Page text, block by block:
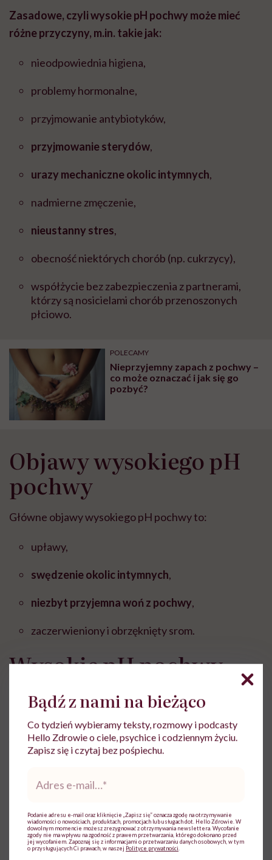
Zasadowe, czyli wysokie pH pochwy może mieć
różne przyczyny, m.in. takie jak:
nieodpowiednia higiena,
problemy hormonalne,
przyjmowanie antybiotyków,
przyjmowanie sterydów,
urazy mechaniczne okolic intymnych,
nadmierne zmęczenie,
nieustanny stres,
obecność niektórych chorób (np. cukrzycy),
współżycie bez zabezpieczenia z partnerami,
którzy są nosicielami chorób przenoszonych
płciowo.
POLECAMY
Nieprzyjemny zapach z pochwy –
co może oznaczać i jak się go
pozbyć?
Objawy wysokiego pH
pochwy
Główne objawy wysokiego pH pochwy to:
upławy,
swędzenie okolic intymnych,
niezbyt przyjemna woń z pochwy,
zaczerwieniony i obrzęknięty srom.
Wysokie pH pochwy –
jakie choroby może
powodować?
Wysokie pH pochwy może powodować różne
kandydoza,
rzęsistkowica,
waginoza bakteryjna.
Bądź z nami na bieżąco
Co tydzień wybieramy teksty, rozmowy i podcasty
Hello Zdrowie o ciele, psychice i codziennym życiu.
Zapisz się i czytaj bez pośpiechu.
*
Podanie adresu e-mail oraz kliknięcie „Zapisz się” oznacza zgodę na otrzymywanie
wiadomości o nowościach, produktach, promocjach lub usługach dot. Hello Zdrowie. W
dowolnym momencie możesz zrezygnować z otrzymywania newslettera. Wycofanie
zgody nie ma wpływu na zgodność z prawem przetwarzania, którego dokonano przed
jej wycofaniem. Zapoznaj się z informacjami o przetwarzaniu danych osobowych, w tym
o przysługujących Ci prawach, w naszej Polityce prywatności